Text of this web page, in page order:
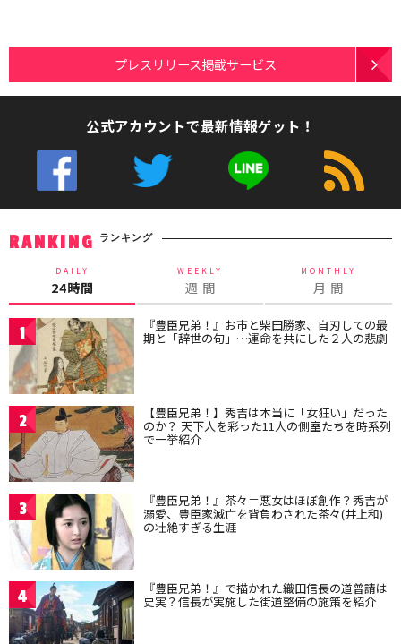
プレスリリース掲載サービス
公式アカウントで最新情報ゲット！
RANKING ランキング
DAILY
24時間
WEEKLY
週 間
MONTHLY
月 間
1 『豊臣兄弟！』お市と柴田勝家、自刃しての最
期と「辞世の句」…運命を共にした２人の悲劇
2 【豊臣兄弟！】秀吉は本当に「女狂い」だった
のか？ 天下人を彩った11人の側室たちを時系列
で一挙紹介
3 『豊臣兄弟！』茶々＝悪女はほぼ創作？秀吉が
溺愛、豊臣家滅亡を背負わされた茶々(井上和)
の壮絶すぎる生涯
4 『豊臣兄弟！』で描かれた織田信長の道普請は
史実？信長が実施した街道整備の施策を紹介